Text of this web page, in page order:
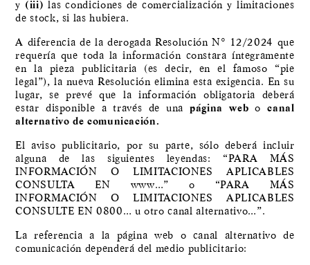
y (iii) las condiciones de comercialización y limitaciones
de stock, si las hubiera.
A diferencia de la derogada Resolución N° 12/2024 que
requería que toda la información constara íntegramente
en la pieza publicitaria (es decir, en el famoso “pie
legal”), la nueva Resolución elimina esta exigencia. En su
lugar, se prevé que la información obligatoria deberá
estar disponible a través de unapágina web ocanal
alternativo de comunicación.
El aviso publicitario, por su parte, sólo deberá incluir
alguna de las siguientes leyendas: “PARA MÁS
INFORMACIÓN O LIMITACIONES APLICABLES
CONSULTA EN www…” o “PARA MÁS
INFORMACIÓN O LIMITACIONES APLICABLES
CONSULTE EN 0800… u otro canal alternativo…”.
La referencia a la página web o canal alternativo de
comunicación dependerá del medio publicitario: